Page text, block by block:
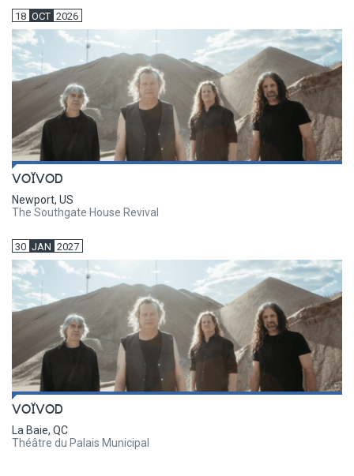
18 OCT 2026
VOÏVOD
Newport, US
The Southgate House Revival
30 JAN 2027
VOÏVOD
La Baie, QC
Théâtre du Palais Municipal